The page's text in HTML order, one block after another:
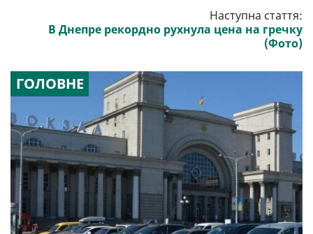
Наступна стаття:
В Днепре рекордно рухнула цена на гречку
(Фото)
ГОЛОВНЕ